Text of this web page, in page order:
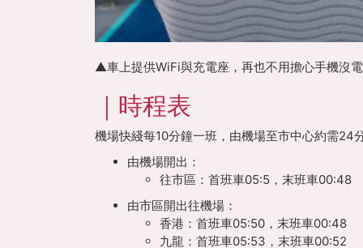
▲車上提供WiFi與充電座，再也不用擔心手機沒電
｜時程表
機場快綫每10分鐘一班，由機場至市中心約需24
由機場開出：
往市區：首班車05:5，末班車00:48
由市區開出往機場：
香港： 首班車05:50，末班車00:48
九龍： 首班車05:53，末班車00:52